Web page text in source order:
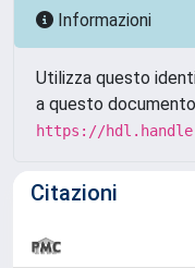
Informazioni
Utilizza questo
a questo
https://
Citazioni